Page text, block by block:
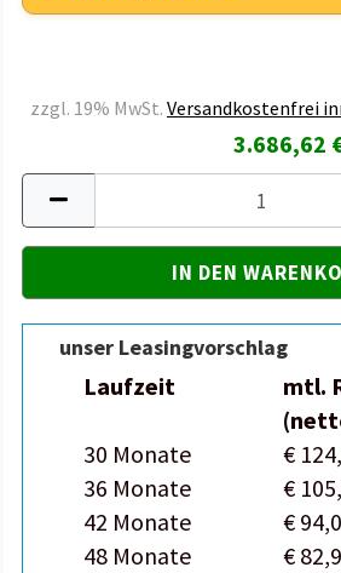
zzgl. 19% MwSt. Versandkostenfrei
3.686,62
unser Leasingvorschlag
Laufzeit
mtl.
30 Monate
€
36 Monate
€
42 Monate
€
48 Monate
€